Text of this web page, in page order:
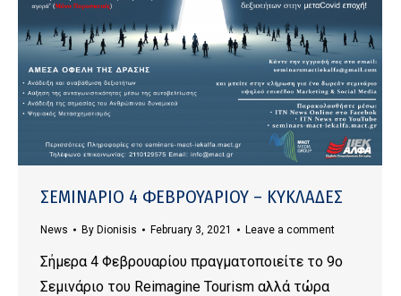
ΣΕΜΙΝΑΡΙΟ 4 ΦΕΒΡΟΥΑΡΙΟΥ – ΚΥΚΛΑΔΕΣ
News By Dionisis February 3, 2021 Leave a comment
Σήμερα 4 Φεβρουαρίου πραγματοποιείτε το 9ο
Σεμινάριο του Reimagine Tourism αλλά τώρα